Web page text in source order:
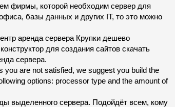
фирмы, которой необходим сервер для
базы данных и других IT, то это можно
аренда сервера Крупки дешево
для создания сайтов скачать
сервера.
you are not satisfied, we suggest you build the
options: processor type and the amount of
выделенного сервера. Подойдёт всем, кому